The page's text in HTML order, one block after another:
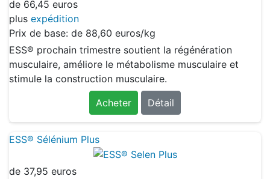
de 66,45 euros
plus expédition
Prix de base: de 88,60 euros/kg
ESS® prochain trimestre soutient la régénération
musculaire, améliore le métabolisme musculaire et
stimule la construction musculaire.
Acheter
Détail
ESS® Sélénium Plus
de 37,95 euros